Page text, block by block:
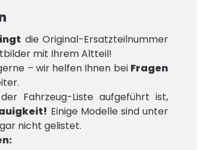
die Original-Ersatzteilnummer
mit Ihrem Altteil!
– wir helfen Ihnen bei Fragen
Fahrzeug-Liste aufgeführt ist,
Einige Modelle sind unter
nicht gelistet.